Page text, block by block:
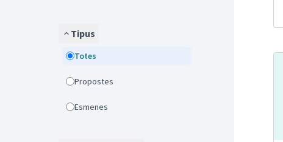
Tipus
Totes
Propostes
Esmenes